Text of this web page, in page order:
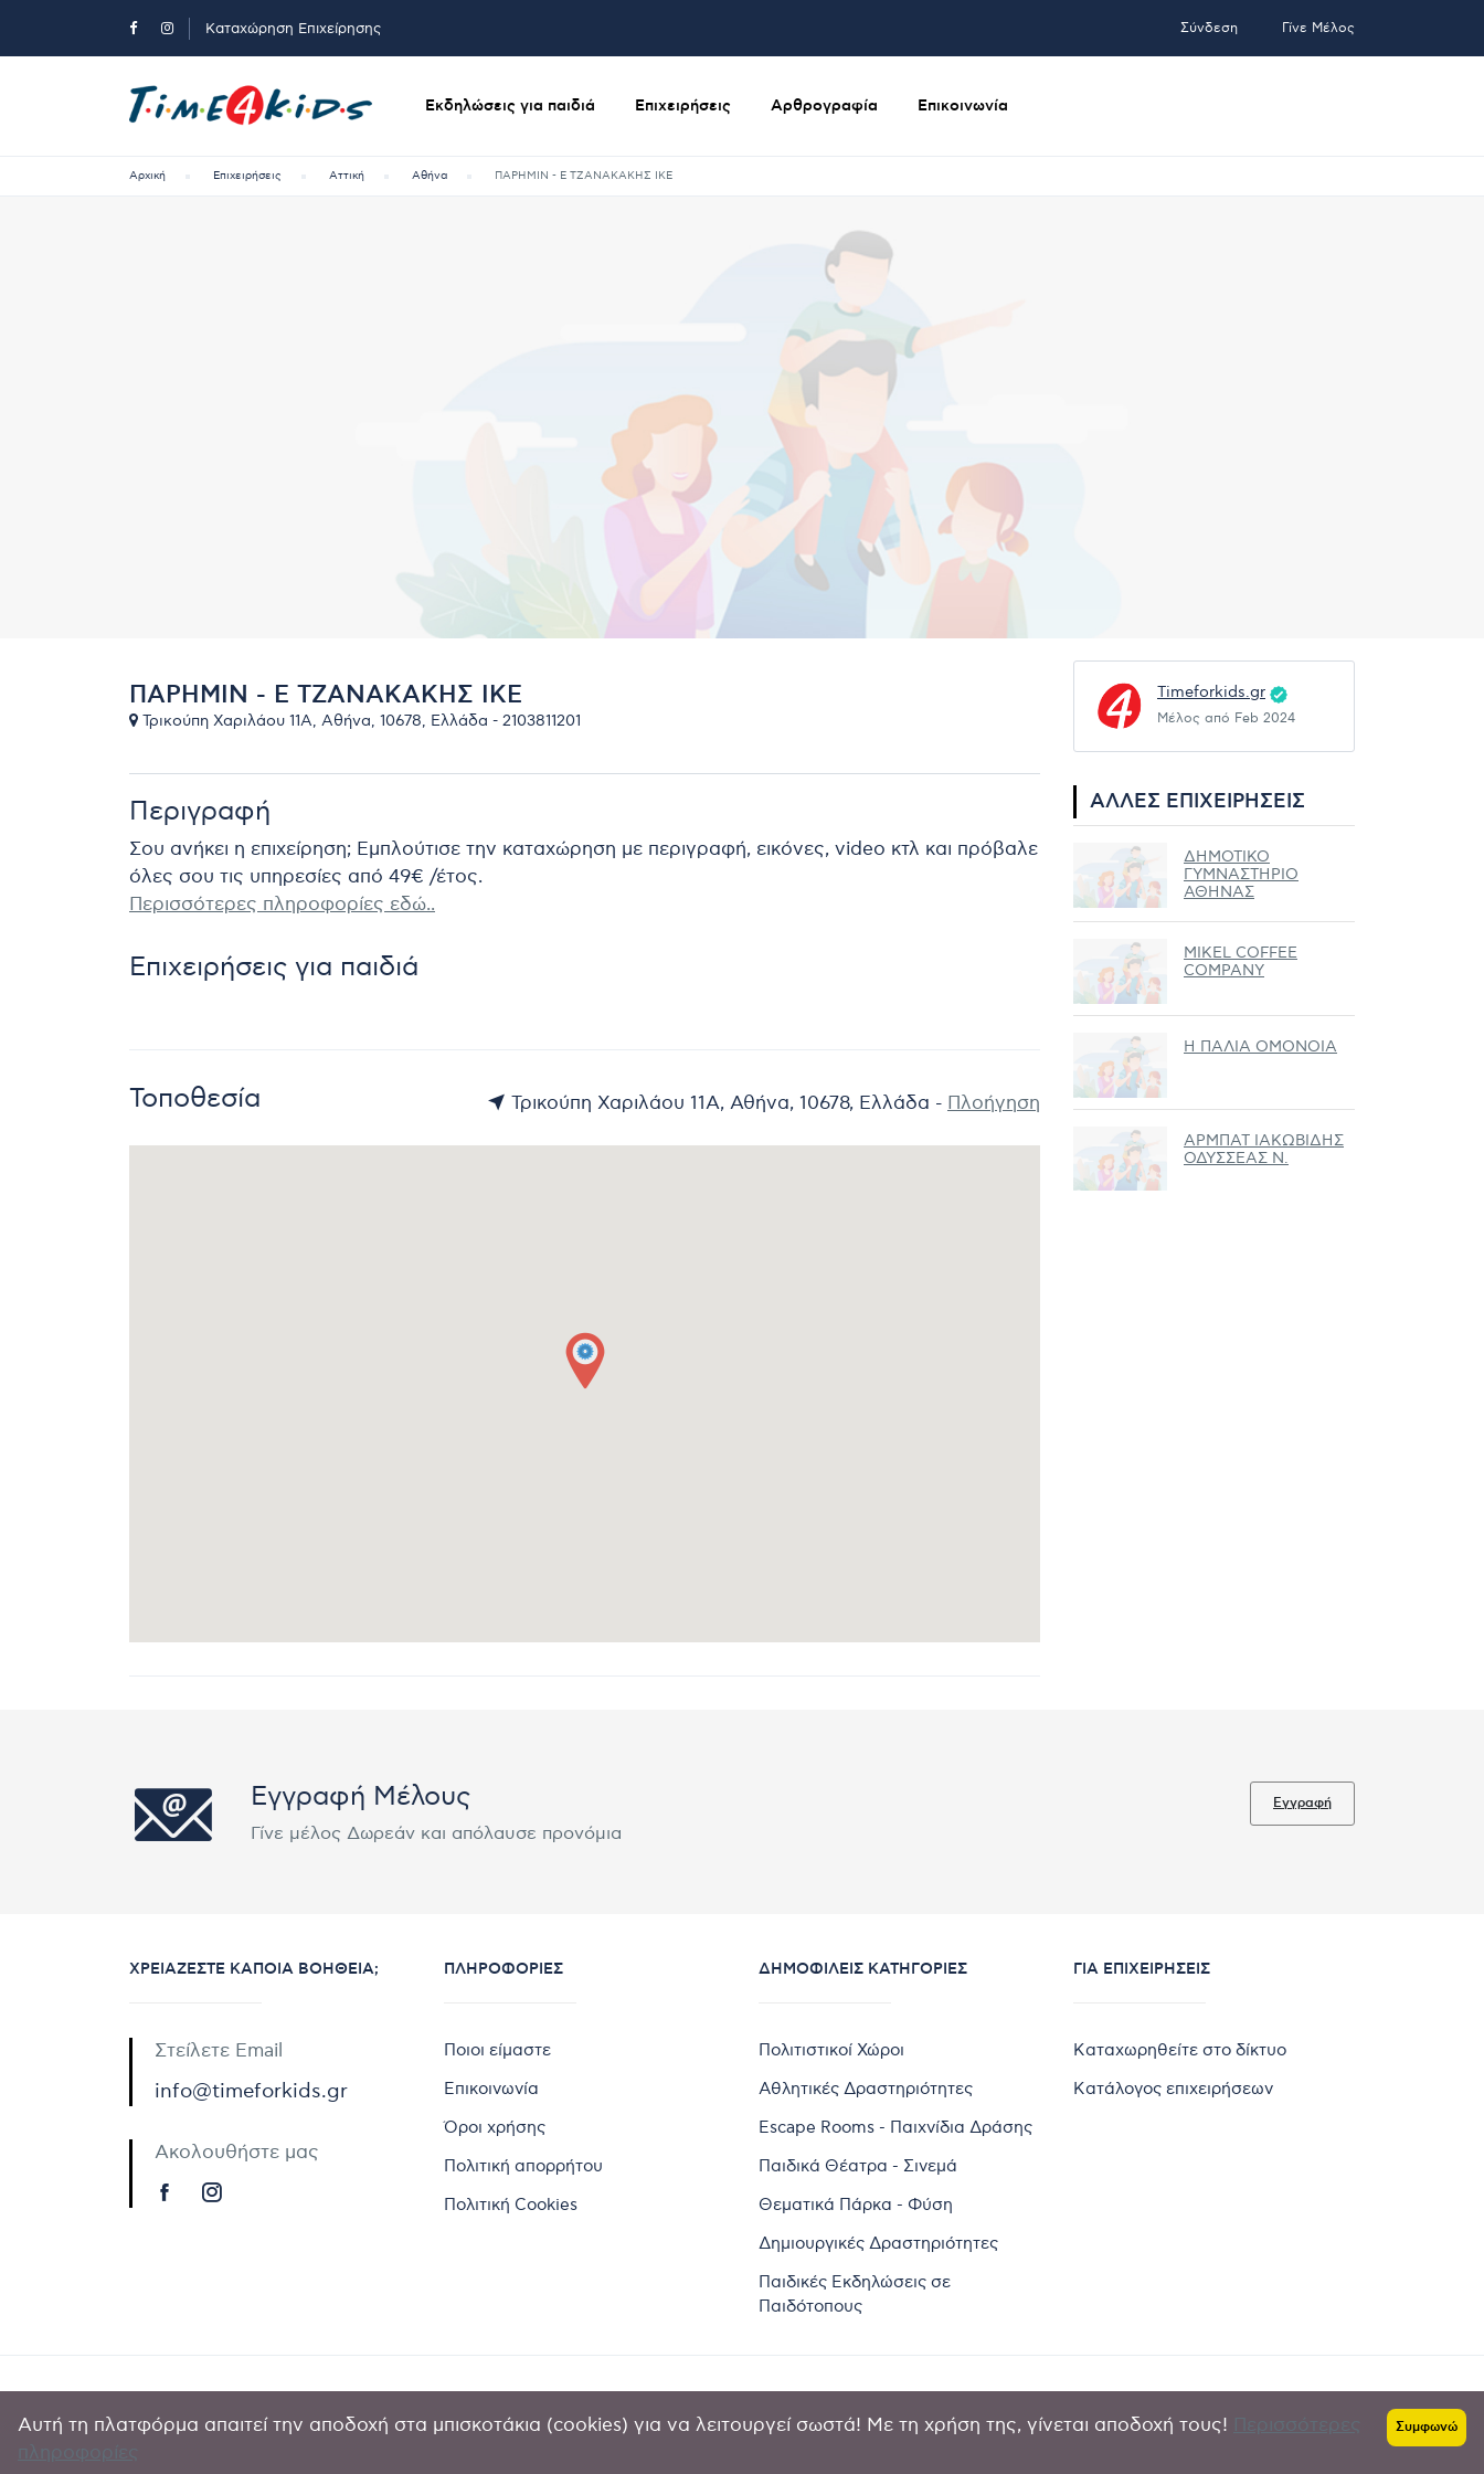
Καταχώρηση Επιχείρησης Σύνδεση Γίνε Μέλος
Εκδηλώσεις για παιδιά Επιχειρήσεις Αρθρογραφία Επικοινωνία
Αρχική Επιχειρήσεις Αττική Αθήνα ΠΑΡΗΜΙΝ - Ε ΤΖΑΝΑΚΑΚΗΣ IKE
ΠΑΡΗΜΙΝ - Ε ΤΖΑΝΑΚΑΚΗΣ IKE
Τρικούπη Χαριλάου 11Α, Αθήνα, 10678, Ελλάδα - 2103811201
Περιγραφή
Σου ανήκει η επιχείρηση; Εμπλούτισε την καταχώρηση με περιγραφή, εικόνες, video κτλ και πρόβαλε
όλες σου τις υπηρεσίες από 49€ /έτος.
Περισσότερες πληροφορίες εδώ..
Επιχειρήσεις για παιδιά
Τοποθεσία Τρικούπη Χαριλάου 11Α, Αθήνα, 10678, Ελλάδα - Πλοήγηση
Timeforkids.gr
Μέλος από Feb 2024
ΆΛΛΕΣ ΕΠΙΧΕΙΡΉΣΕΙΣ
ΔΗΜΟΤΙΚΟ
ΓΥΜΝΑΣΤΗΡΙΟ
ΑΘΗΝΑΣ
MIKEL COFFEE
COMPANY
Η ΠΑΛΙΑ ΟΜΟΝΟΙΑ
ΑΡΜΠΑΤ ΙΑΚΩΒΙΔΗΣ
ΟΔΥΣΣΕΑΣ Ν.
Εγγραφή Μέλους
Γίνε μέλος Δωρεάν και απόλαυσε προνόμια
Εγγραφή
ΧΡΕΙΆΖΕΣΤΕ ΚΆΠΟΙΑ ΒΟΉΘΕΙΑ;
Στείλετε Email
info@timeforkids.gr
Ακολουθήστε μας
ΠΛΗΡΟΦΟΡΊΕΣ
Ποιοι είμαστε
Επικοινωνία
Όροι χρήσης
Πολιτική απορρήτου
Πολιτική Cookies
ΔΗΜΟΦΙΛΕΊΣ ΚΑΤΗΓΟΡΊΕΣ
Πολιτιστικοί Χώροι
Αθλητικές Δραστηριότητες
Escape Rooms - Παιχνίδια Δράσης
Παιδικά Θέατρα - Σινεμά
Θεματικά Πάρκα - Φύση
Δημιουργικές Δραστηριότητες
Παιδικές Εκδηλώσεις σε
Παιδότοπους
ΓΙΑ ΕΠΙΧΕΙΡΉΣΕΙΣ
Καταχωρηθείτε στο δίκτυο
Κατάλογος επιχειρήσεων
Copyright © 2024 by Goldensites Πολιτική απορρήτου-
Αυτή τη πλατφόρμα απαιτεί την αποδοχή στα μπισκοτάκια (cookies) για να λειτουργεί σωστά! Με τη χρήση της, γίνεται αποδοχή τους! Συμφωνώ